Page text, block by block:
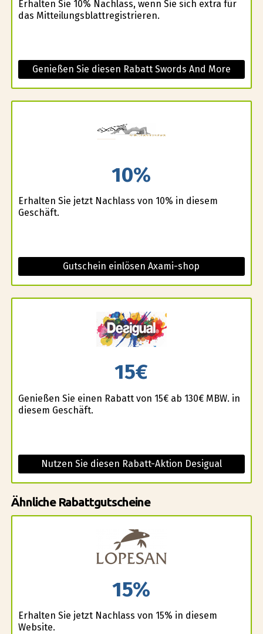
Erhalten Sie 10% Nachlass, wenn Sie sich extra für
das Mitteilungsblattregistrieren.
Genießen Sie diesen Rabatt Swords And More
10%
Erhalten Sie jetzt Nachlass von 10% in diesem
Geschäft.
Gutschein einlösen Axami-shop
15€
Genießen Sie einen Rabatt von 15€ ab 130€ MBW. in
diesem Geschäft.
Nutzen Sie diesen Rabatt-Aktion Desigual
Ähnliche Rabattgutscheine
15%
Erhalten Sie jetzt Nachlass von 15% in diesem
Website.